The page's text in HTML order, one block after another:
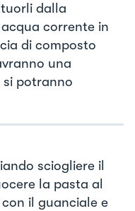
dalla
corrente in
di composto
una
potranno
sciogliere il
la pasta al
il guanciale e